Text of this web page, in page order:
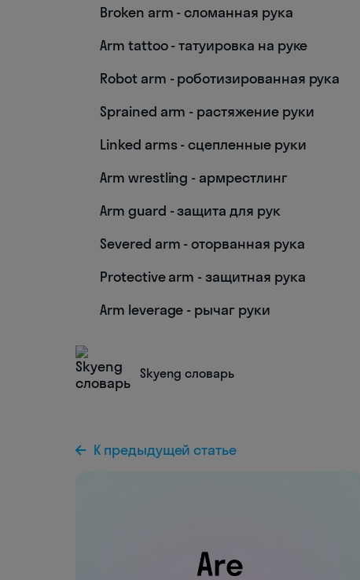
Broken arm - сломанная рука
Arm tattoo - татуировка на руке
Robot arm - роботизированная рука
Sprained arm - растяжение руки
Linked arms - сцепленные руки
Arm wrestling - армрестлинг
Arm guard - защита для рук
Severed arm - оторванная рука
Protective arm - защитная рука
Arm leverage - рычаг руки
Skyeng словарь
К предыдущей статье